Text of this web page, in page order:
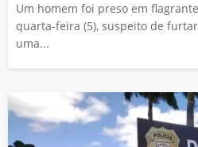
Um homem foi preso em
quarta-feira (5), suspeito de
uma...